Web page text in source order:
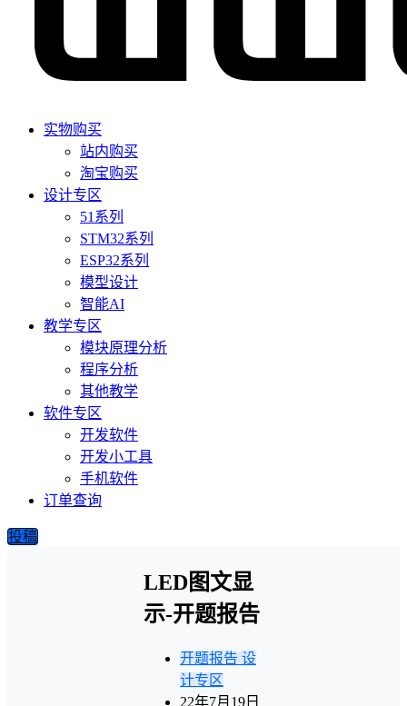
实物购买
站内购买
淘宝购买
设计专区
51系列
STM32系列
ESP32系列
模型设计
智能AI
教学专区
模块原理分析
程序分析
其他教学
软件专区
开发软件
开发小工具
手机软件
订单查询
投稿
LED图文显
示-开题报告
开题报告 设
计专区
22年7月19日